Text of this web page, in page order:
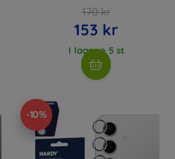
170 kr
153 kr
I lager > 5 st
-10%